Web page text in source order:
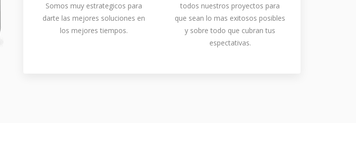
Somos muy estrategicos para
darte las mejores soluciones en
los mejores tiempos.
todos nuestros proyectos para
que sean lo mas exitosos posibles
y sobre todo que cubran tus
espectativas.